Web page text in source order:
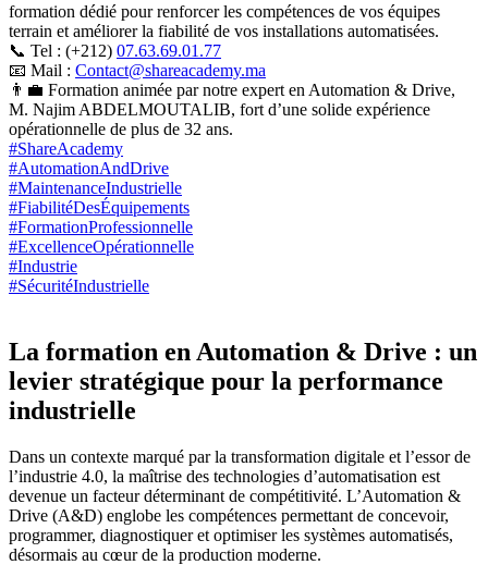
formation dédié pour renforcer les compétences de vos équipes
terrain et améliorer la fiabilité de vos installations automatisées.
📞 Tel : (+212) 07.63.69.01.77
📧 Mail : Contact@shareacademy.ma
👨‍💼 Formation animée par notre expert en Automation & Drive,
M. Najim ABDELMOUTALIB, fort d’une solide expérience
opérationnelle de plus de 32 ans.
#ShareAcademy
#AutomationAndDrive
#MaintenanceIndustrielle
#FiabilitéDesÉquipements
#FormationProfessionnelle
#ExcellenceOpérationnelle
#Industrie
#SécuritéIndustrielle
La formation en Automation & Drive : un
levier stratégique pour la performance
industrielle
Dans un contexte marqué par la transformation digitale et l’essor de
l’industrie 4.0, la maîtrise des technologies d’automatisation est
devenue un facteur déterminant de compétitivité. L’Automation &
Drive (A&D) englobe les compétences permettant de concevoir,
programmer, diagnostiquer et optimiser les systèmes automatisés,
désormais au cœur de la production moderne.